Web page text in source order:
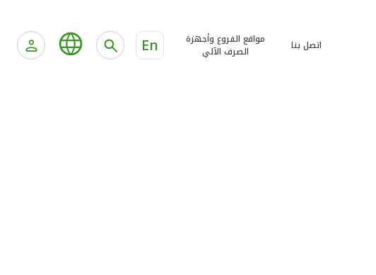
اتصل بنا
مواقع الفروع وأجهزة
الصرف الآلي
En